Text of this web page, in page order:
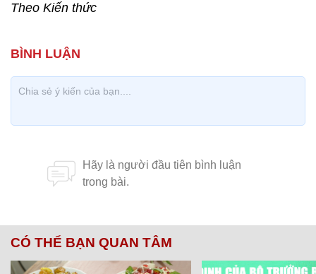
Theo Kiến thức
CÓ THỂ BẠN QUAN TÂM